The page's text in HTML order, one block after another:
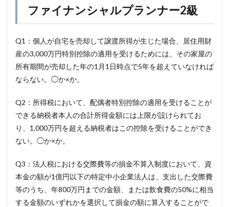
ファイナンシャルプランナー2級
Q1：個人が自宅を売却して譲渡所得が生じた場合、居住用財
産の3,000万円特別控除の適用を受けるためには、その家屋の
所有期間が売却した年の1月1日時点で5年を超えていなければ
ならない。◯か×か。
Q2：所得税において、配偶者特別控除の適用を受けることが
できる納税者本人の合計所得金額には上限が設けられてお
り、1,000万円を超える納税者はこの控除を受けることができ
ない。◯か×か。
Q3：法人税における交際費等の損金不算入制度において、資
本金の額が1億円以下の特定中小企業法人は、支出した交際費
等のうち、年800万円までの金額、または飲食費の50%に相当
する金額のいずれかを選択して損金の額に算入することがで